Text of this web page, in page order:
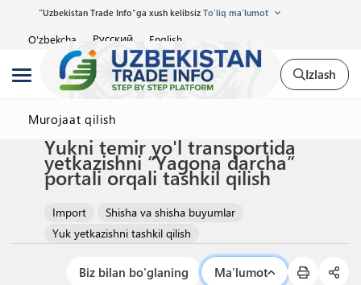
"Uzbekistan Trade Info"ga xush kelibsiz To'liq ma'lumot
O'zbekcha Русский English
Izlash
Murojaat qilish
Yukni temir yo'l transportida
yetkazishni “Yagona darcha”
portali orqali tashkil qilish
Import
Shisha va shisha buyumlar
Yuk yetkazishni tashkil qilish
Biz bilan bo'glaning Ma'lumot